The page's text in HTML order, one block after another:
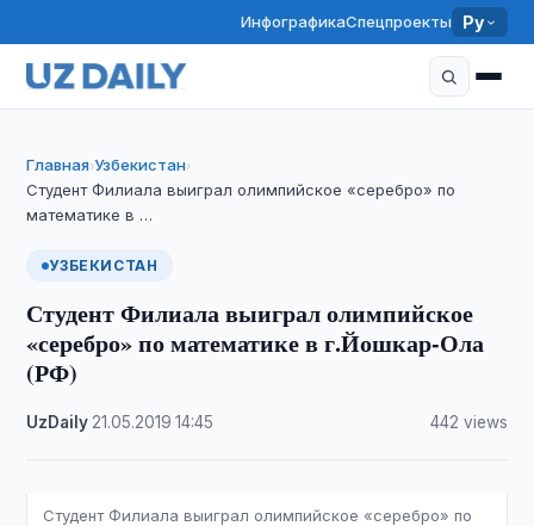
ИнфографикаСпецпроекты Ру
Главная›Узбекистан›
Студент Филиала выиграл олимпийское «серебро» по
математике в …
УЗБЕКИСТАН
Студент Филиала выиграл олимпийское
«серебро» по математике в г.Йошкар-Ола
(РФ)
UzDaily 21.05.2019 ·14:45 442 views
Студент Филиала выиграл олимпийское «серебро» по